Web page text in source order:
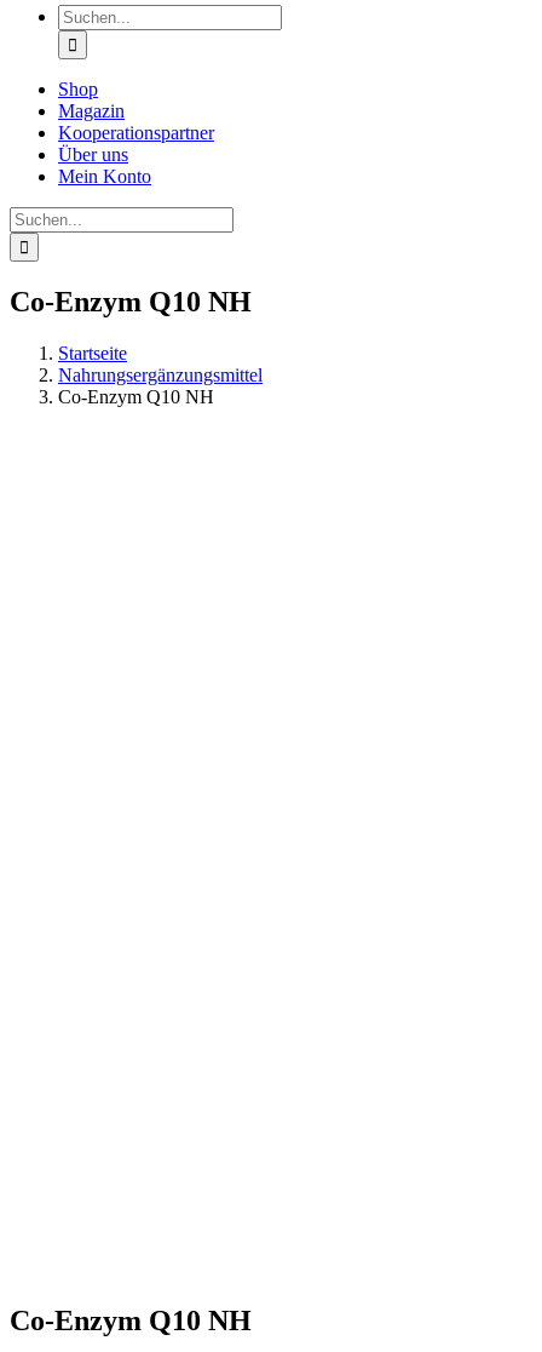
Suche
nach:
Shop
Magazin
Kooperationspartner
Über uns
Mein Konto
Suche
nach:
Co-Enzym Q10 NH
Startseite
Nahrungsergänzungsmittel
Co-Enzym Q10 NH
Co-Enzym Q10 NH